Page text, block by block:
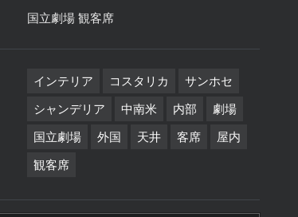
国立劇場 観客席
インテリア コスタリカ サンホセ
シャンデリア 中南米 内部 劇場
国立劇場 外国 天井 客席 屋内
観客席